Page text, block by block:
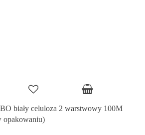
biały celuloza 2 warstwowy 100M
opakowaniu)